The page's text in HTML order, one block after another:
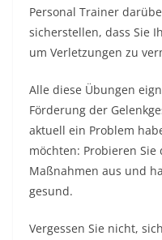
Personal Trainer
sicherstellen, dass Sie
um Verletzungen zu
Alle diese Übungen
Förderung der
aktuell ein Problem
möchten: Probieren
Maßnahmen aus und
gesund.
Vergessen Sie nicht,